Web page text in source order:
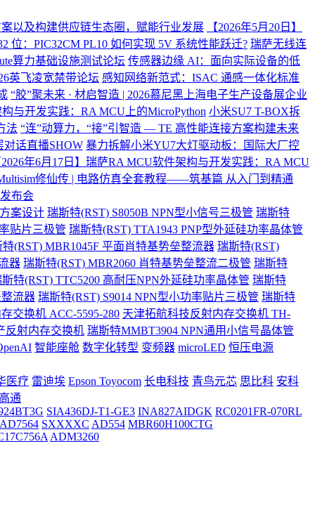
以及构建供应链生态圈，赋能行业发展
【2026年5月20日】
位：PIC32CM PL10 如何实现 5V 系统性能跃迁? 瑞萨无线连
算力基础设施测试论坛 传感器边缘 AI：面向实际设备的低
英飞凌宽禁带论坛 感知网络新范式：ISAC 通感一体化标准
“胶”聚未来 · 材启智造 | 2026慕尼黑上海电子生产设备展企业
与开发实践：RA MCU上的MicroPython 小米SU7 T-BOX拆
法 “连”动算力，“接”引智造 — TE 高性能连接方案构建未来
对话直播SHOW 暴力拆解小米YU7大灯驱动板：国际大厂控
年6月17日】瑞萨RA MCU软件架构与开发实践：RA MCU
修仙传 | 电路仿真全套教程——筑基篇 从入门到精通
布会
案设计 瑞斯特(RST) S8050B NPN型小信号三极管 瑞斯特
贴片三极管 瑞斯特(RST) TTA1943 PNP型外延硅功率晶体管
特(RST) MBR1045F 平面肖特基势垒整流器 瑞斯特(RST)
器 瑞斯特(RST) MBR2060 肖特基势垒整流二极管 瑞斯特
特(RST) TTC5200 高耐压NPN外延硅功率晶体管 瑞斯特
流器 瑞斯特(RST) S9014 NPN型小功率贴片三极管 瑞斯特
交换机 ACC-5595-280 天津拓航科技反射内存交换机 TH-
反射内存交换机 瑞斯特MMBT3904 NPN通用小信号晶体管
智能座舱 数字化转型 变频器 microLED 恒压电源
医疗 雷迪埃 Epson Toyocom 长电科技 青鸟元芯 思比科 安科
通
SIA436DJ-T1-GE3 INA827AIDGK RC0201FR-070RL
AD7564 SXXXXC AD554 MBR60H100CTG
ADM3260